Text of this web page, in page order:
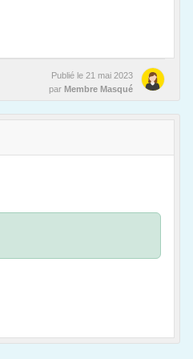
Publié le 21 mai 2023
par Membre Masqué